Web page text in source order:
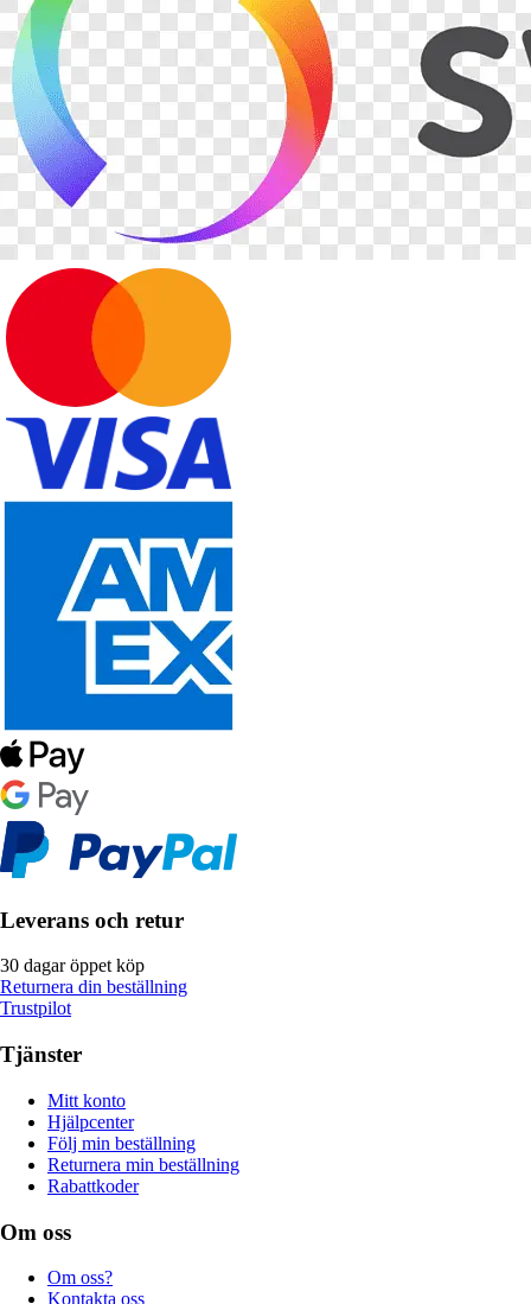
Leverans och retur
30 dagar öppet köp
Returnera din beställning
Trustpilot
Tjänster
Mitt konto
Hjälpcenter
Följ min beställning
Returnera min beställning
Rabattkoder
Om oss
Om oss?
Kontakta oss